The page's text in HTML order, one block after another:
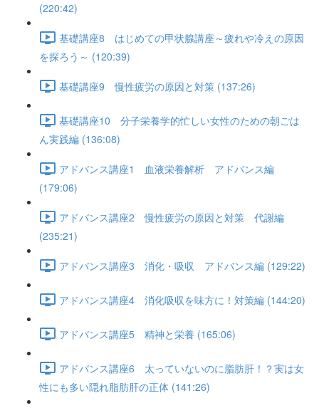
(220:42)
基礎講座8 はじめての甲状腺講座～疲れや冷えの原因
を探ろう～ (120:39)
基礎講座9 慢性疲労の原因と対策 (137:26)
基礎講座10 分子栄養学的忙しい女性のための朝ごは
ん実践編 (136:08)
アドバンス講座1 血液栄養解析 アドバンス編
(179:06)
アドバンス講座2 慢性疲労の原因と対策 代謝編
(235:21)
アドバンス講座3 消化・吸収 アドバンス編 (129:22)
アドバンス講座4 消化吸収を味方に！対策編 (144:20)
アドバンス講座5 精神と栄養 (165:06)
アドバンス講座6 太っていないのに脂肪肝！？実は女
性にも多い隠れ脂肪肝の正体 (141:26)